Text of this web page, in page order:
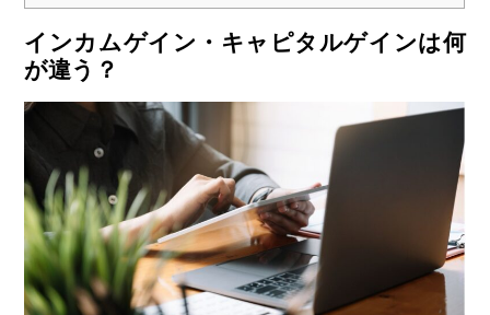
インカムゲイン・キャピタルゲインは何
が違う？